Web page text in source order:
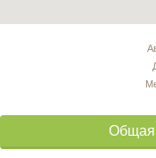
Общая